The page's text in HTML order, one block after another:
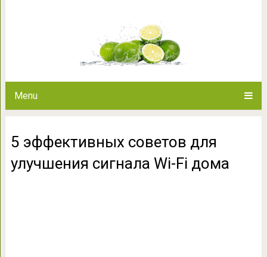
Menu
5 эффективных советов для
улучшения сигнала Wi-Fi дома